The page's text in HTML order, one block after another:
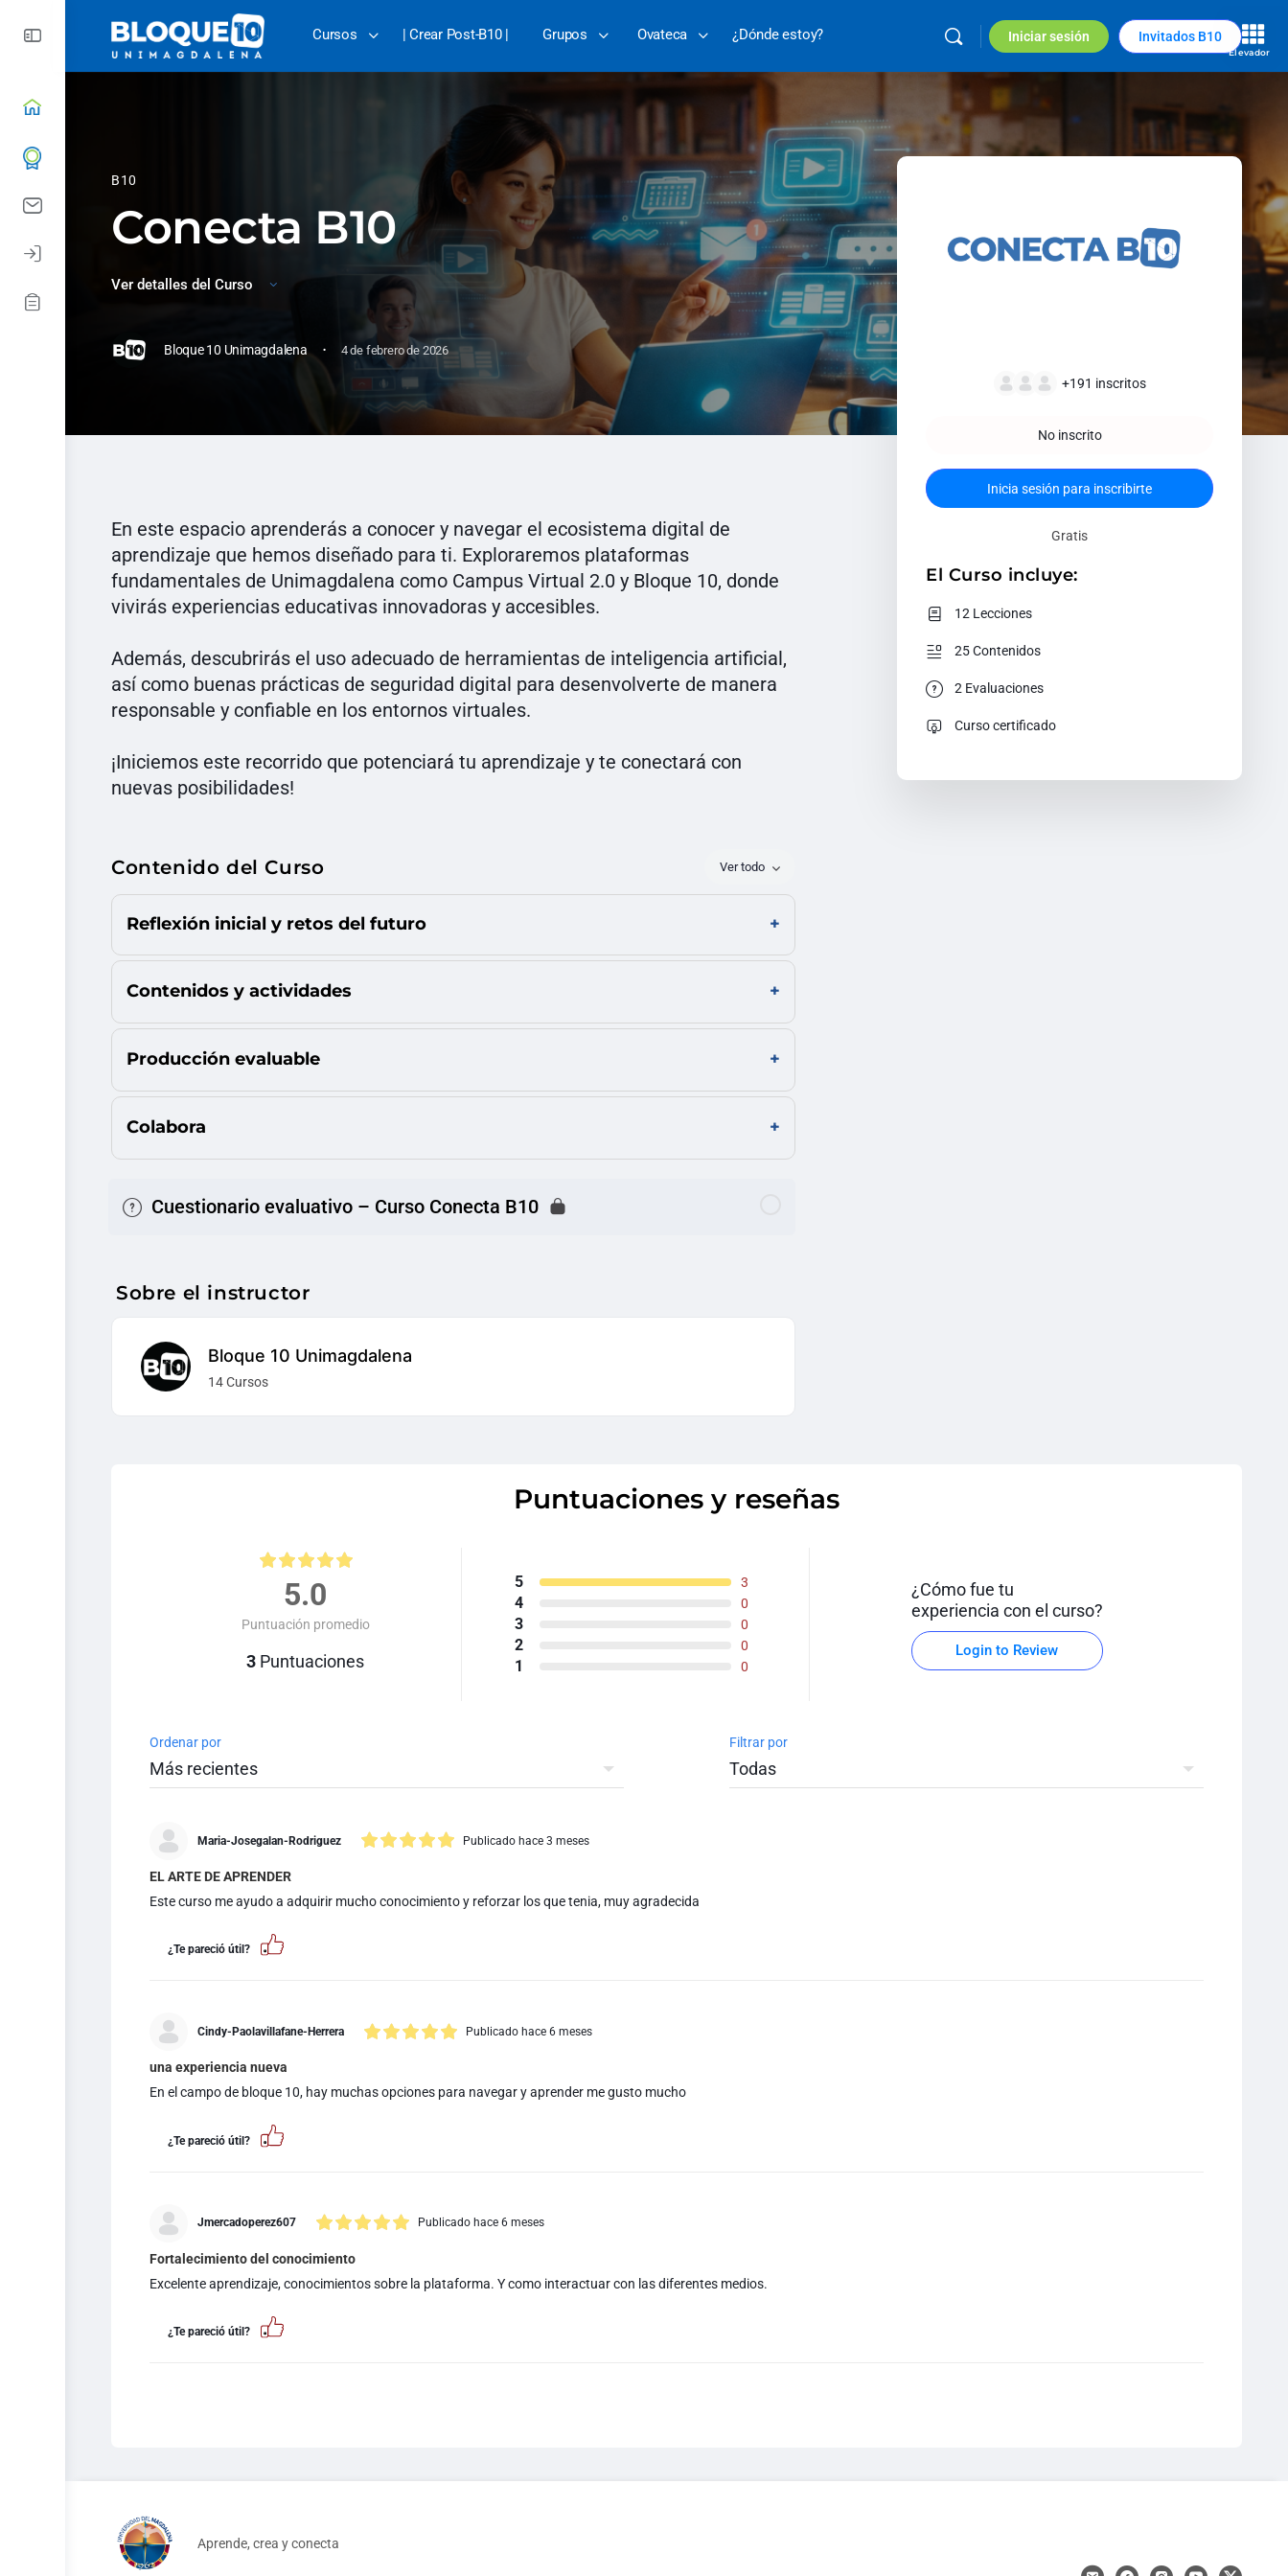
Cursos | Crear Post-B10 | Grupos Ovateca ¿Dónde estoy? Iniciar sesión Invitados B10
B10
Conecta B10
Ver detalles del Curso
Bloque 10 Unimagdalena · 4 de febrero de 2026
En este espacio aprenderás a conocer y navegar el ecosistema digital de
aprendizaje que hemos diseñado para ti. Exploraremos plataformas
fundamentales de Unimagdalena como Campus Virtual 2.0 y Bloque 10, donde
vivirás experiencias educativas innovadoras y accesibles.
Además, descubrirás el uso adecuado de herramientas de inteligencia artificial,
así como buenas prácticas de seguridad digital para desenvolverte de manera
responsable y confiable en los entornos virtuales.
¡Iniciemos este recorrido que potenciará tu aprendizaje y te conectará con
nuevas posibilidades!
Contenido del Curso Ver todo
Reflexión inicial y retos del futuro
Contenidos y actividades
Producción evaluable
Colabora
Cuestionario evaluativo – Curso Conecta B10
Sobre el instructor
Bloque 10 Unimagdalena
14 Cursos
+191 inscritos
No inscrito
Inicia sesión para inscribirte
Gratis
El Curso incluye:
12 Lecciones
25 Contenidos
2 Evaluaciones
Curso certificado
Puntuaciones y reseñas
5.0
Puntuación promedio
3 Puntuaciones
5 3
4 0
3 0
2 0
1 0
¿Cómo fue tu
experiencia con el curso?
Login to Review
Ordenar por Filtrar por
Maria-Josegalan-Rodriguez Publicado hace 3 meses
EL ARTE DE APRENDER
Este curso me ayudo a adquirir mucho conocimiento y reforzar los que tenia, muy agradecida
¿Te pareció útil?
Cindy-Paolavillafane-Herrera Publicado hace 6 meses
una experiencia nueva
En el campo de bloque 10, hay muchas opciones para navegar y aprender me gusto mucho
¿Te pareció útil?
Jmercadoperez607 Publicado hace 6 meses
Fortalecimiento del conocimiento
Excelente aprendizaje, conocimientos sobre la plataforma. Y como interactuar con las diferentes medios.
¿Te pareció útil?
Aprende, crea y conecta
Elevador